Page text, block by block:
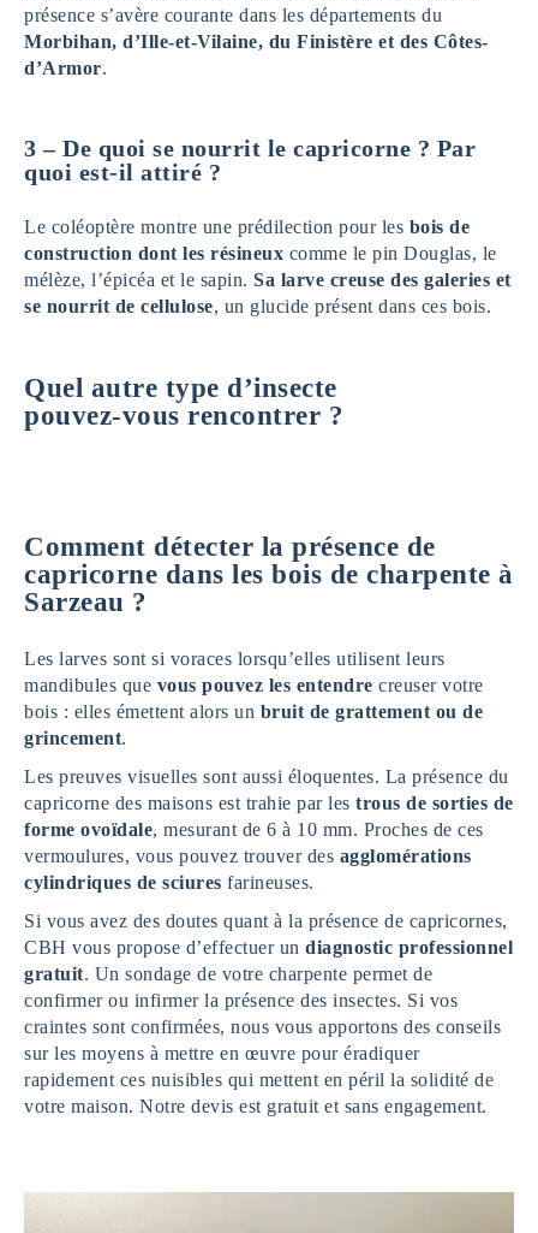
présence s’avère courante dans les départements du
Morbihan, d’Ille-et-Vilaine, du Finistère et des Côtes-
d’Armor.
3 – De quoi se nourrit le capricorne ? Par
quoi est-il attiré ?
Le coléoptère montre une prédilection pour les bois de
construction dont les résineux comme le pin Douglas, le
mélèze, l’épicéa et le sapin. Sa larve creuse des galeries et
se nourrit de cellulose, un glucide présent dans ces bois.
Quel autre type d’insecte
pouvez-vous rencontrer ?
Comment détecter la présence de
capricorne dans les bois de charpente à
Sarzeau ?
Les larves sont si voraces lorsqu’elles utilisent leurs
mandibules que vous pouvez les entendre creuser votre
bois : elles émettent alors un bruit de grattement ou de
grincement.
Les preuves visuelles sont aussi éloquentes. La présence du
capricorne des maisons est trahie par les trous de sorties de
forme ovoïdale, mesurant de 6 à 10 mm. Proches de ces
vermoulures, vous pouvez trouver des agglomérations
cylindriques de sciures farineuses.
Si vous avez des doutes quant à la présence de capricornes,
CBH vous propose d’effectuer un diagnostic professionnel
gratuit. Un sondage de votre charpente permet de
confirmer ou infirmer la présence des insectes. Si vos
craintes sont confirmées, nous vous apportons des conseils
sur les moyens à mettre en œuvre pour éradiquer
rapidement ces nuisibles qui mettent en péril la solidité de
votre maison. Notre devis est gratuit et sans engagement.